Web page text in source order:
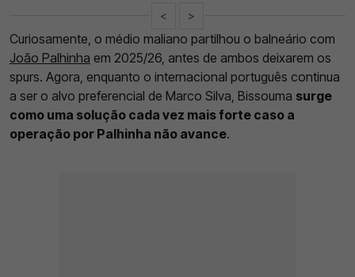
< >
Curiosamente, o médio maliano partilhou o balneário com
João Palhinha em 2025/26, antes de ambos deixarem os
spurs. Agora, enquanto o internacional português continua
a ser o alvo preferencial de Marco Silva, Bissouma surge
como uma solução cada vez mais forte caso a
operação por Palhinha não avance.